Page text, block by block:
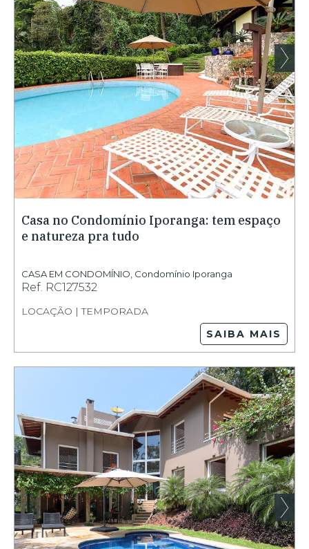
Casa no Condomínio Iporanga: tem espaço
e natureza pra tudo
CASA EM CONDOMÍNIO Condomínio Iporanga
Ref. RC127532
LOCAÇÃO | TEMPORADA
SAIBA MAIS